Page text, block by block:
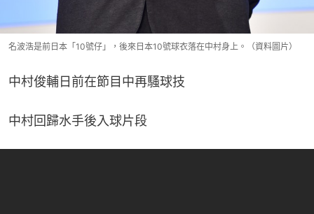
名波浩是前日本「10號仔」，後來日本10號球衣落在中村身上。（資料圖片）
中村俊輔日前在節目中再騷球技
中村回歸水手後入球片段